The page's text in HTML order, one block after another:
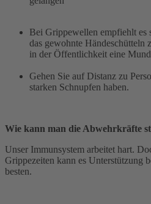
Bei Grippewellen empfiehlt es
das gewohnte Händeschütteln
in der Öffentlichkeit eine
Gehen Sie auf Distanz zu
starken Schnupfen haben.
Wie kann man die Abwehrkräfte
Unser Immunsystem arbeitet hart.
Grippezeiten kann es Unterstützung
besten.